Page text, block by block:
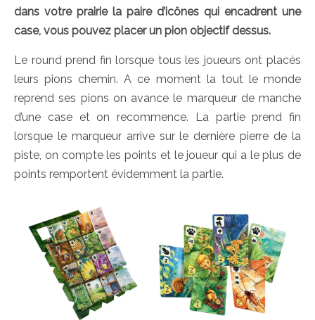
dans votre prairie la paire d’icônes qui encadrent une
case, vous pouvez placer un pion objectif dessus.
Le round prend fin lorsque tous les joueurs ont placés
leurs pions chemin. A ce moment la tout le monde
reprend ses pions on avance le marqueur de manche
d’une case et on recommence. La partie prend fin
lorsque le marqueur arrive sur le dernière pierre de la
piste, on compte les points et le joueur qui a le plus de
points remportent évidemment la partie.